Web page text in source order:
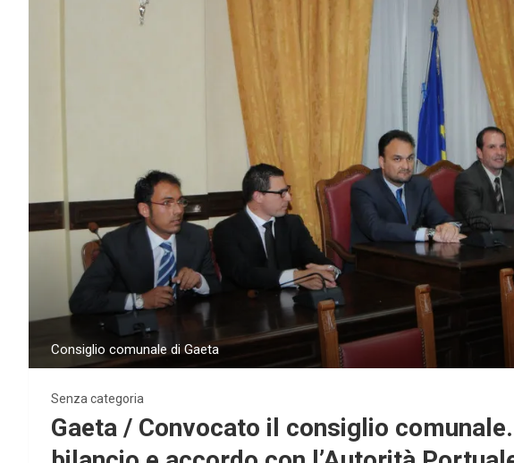
Consiglio comunale di Gaeta
Senza categoria
Gaeta / Convocato il consiglio